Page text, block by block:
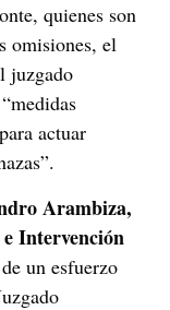
quienes son
omisiones, el
juzgado
actuar
Arambiza,
Intervención
un esfuerzo